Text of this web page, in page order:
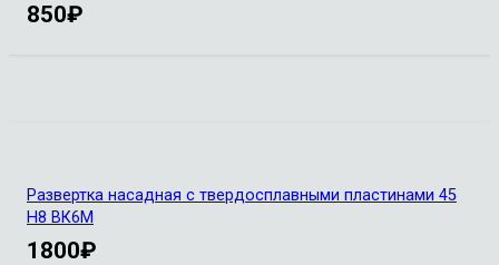
850₽
Развертка насадная с твердосплавными пластинами 45
Н8 ВК6М
1800₽